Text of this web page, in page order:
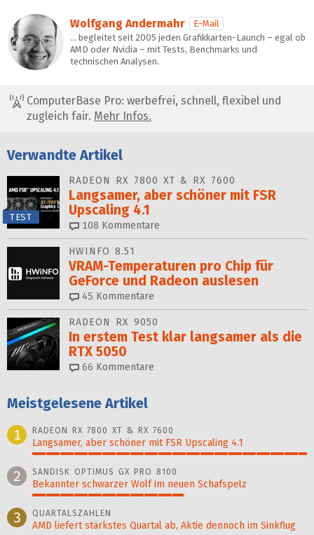
Wolfgang Andermahr
E-Mail
… begleitet seit 2005 jeden Grafikkarten-Launch – egal ob
AMD oder Nvidia – mit Tests, Benchmarks und
technischen Analysen.
ComputerBase Pro: werbefrei, schnell, flexibel und
zugleich fair. Mehr Infos.
Verwandte Artikel
TEST
RADEON RX 7800 XT & RX 7600
Langsamer, aber schöner mit FSR
Upscaling 4.1
108 Kommentare
HWINFO 8.51
VRAM-Temperaturen pro Chip für
GeForce und Radeon auslesen
45 Kommentare
RADEON RX 9050
In erstem Test klar langsamer als die
RTX 5050
66 Kommentare
Meistgelesene Artikel
1
RADEON RX 7800 XT & RX 7600
Langsamer, aber schöner mit FSR Upscaling 4.1
2 SANDISK OPTIMUS GX PRO 8100
Bekannter schwarzer Wolf im neuen Schafspelz
3 QUARTALSZAHLEN
AMD liefert stärkstes Quartal ab, Aktie dennoch im Sinkflug